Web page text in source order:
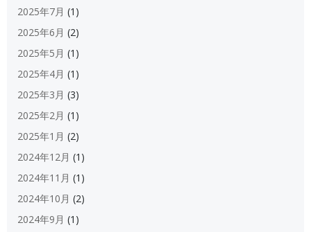
2025年7月 (1)
2025年6月 (2)
2025年5月 (1)
2025年4月 (1)
2025年3月 (3)
2025年2月 (1)
2025年1月 (2)
2024年12月 (1)
2024年11月 (1)
2024年10月 (2)
2024年9月 (1)